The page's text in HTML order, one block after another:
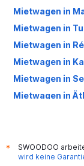
Mietwagen in
Mietwagen in
Mietwagen in
Mietwagen in
Mietwagen in
Mietwagen in
Mietwagen in
Mietwagen in
*
SWOODOO
wird keine